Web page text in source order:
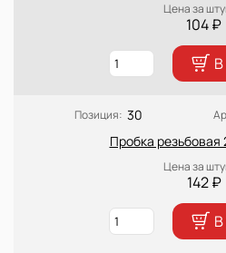
Цена за
104 ₽
Позиция: 30
Пробка резьбовая
Цена за
142 ₽